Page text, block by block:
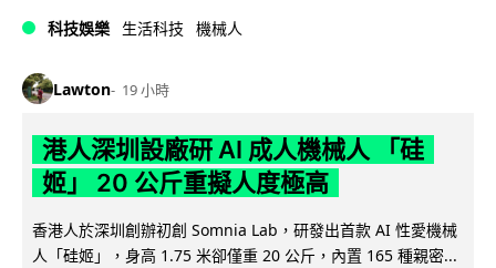
科技娛樂 生活科技 機械人
Lawton 19 小時
港人深圳設廠研 AI 成人機械人 「硅
姬」 20 公斤重擬人度極高
香港人於深圳創辦初創 Somnia Lab，研發出首款 AI 性愛機械
人「硅姬」，身高 1.75 米卻僅重 20 公斤，內置 165 種親密...